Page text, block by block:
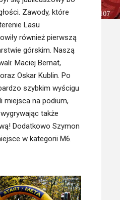
Zawody, które
Lasu
również pierwszą
górskim. Naszą
Maciej Bernat,
Oskar Kublin. Po
szybkim wyścigu
miejsca na podium,
także
Dodatkowo Szymon
w kategorii M6.